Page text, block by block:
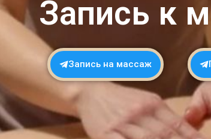
Запись к
Запись на массаж